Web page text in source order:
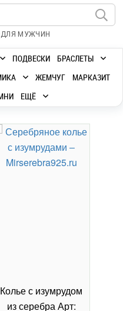
ДЛЯ МУЖЧИН
ПОДВЕСКИ
БРАСЛЕТЫ
ЖЕМЧУГ
МАРКАЗИТ
ЕЩЁ
Колье с изумрудом
из серебра Арт: